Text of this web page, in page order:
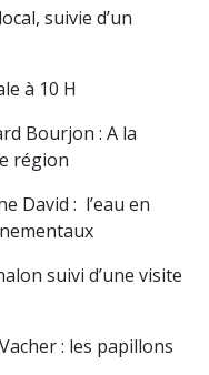
suivie d’un
à 10 H
Bourjon : A la
région
David : l’eau en
suivi d’une visite
: les papillons